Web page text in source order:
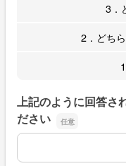
3．
2．どち
上記のように回答さ
ださい
上記のように回答さ